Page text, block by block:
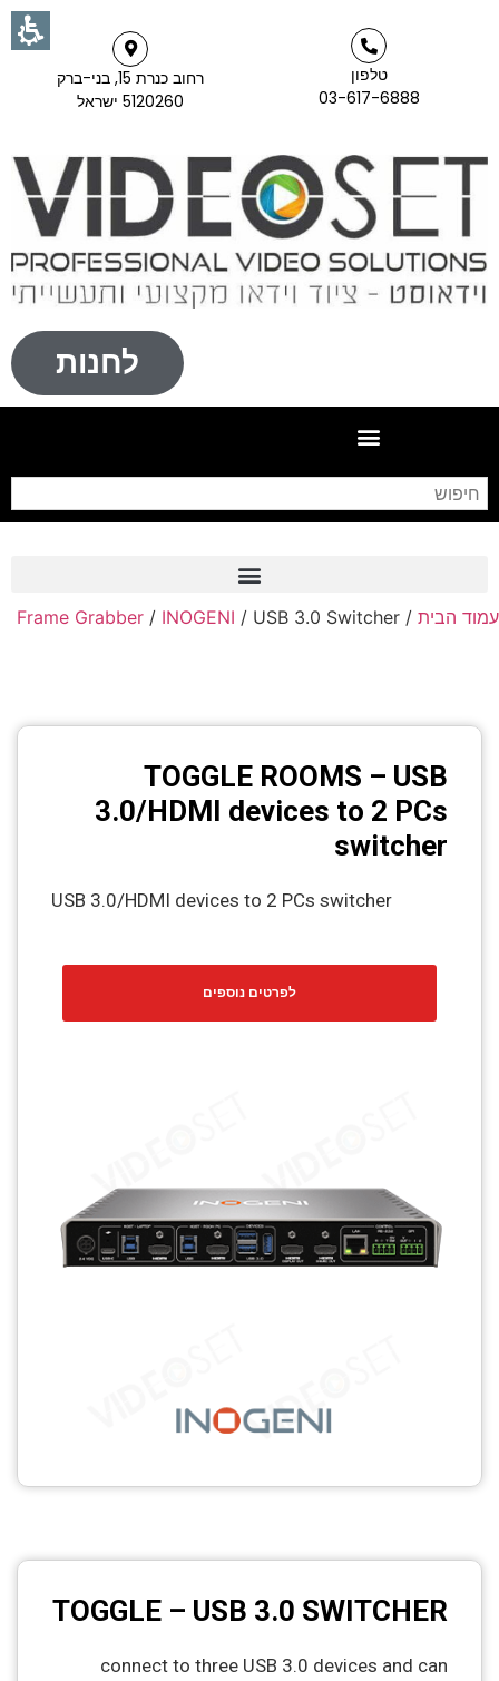
טלפון
03-617-6888
רחוב כנרת 15, בני-ברק
5120260 ישראל
לחנות
Frame Grabber
PTZ Confrence Camera
C-Mount Lenss
Professional Video Equipment
Visualizer
AV over IP
CCTV
עמוד הבית /
Frame Grabber / INOGENI / USB 3.0 Switcher
TOGGLE ROOMS – USB
3.0/HDMI devices to 2 PCs
switcher
USB 3.0/HDMI devices to 2 PCs switcher
לפרטים נוספים
TOGGLE – USB 3.0 SWITCHER
connect to three USB 3.0 devices and can